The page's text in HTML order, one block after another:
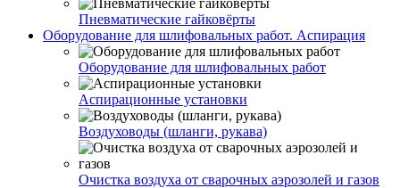
Пневматические гайковёрты
Оборудование для шлифовальных работ. Аспирация
Оборудование для шлифовальных работ
Аспирационные установки
Воздуховоды (шланги, рукава)
Очистка воздуха от сварочных аэрозолей и газов